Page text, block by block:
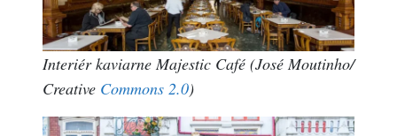
Interiér kaviarne Majestic Café (José Moutinho/
Creative Commons 2.0)